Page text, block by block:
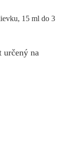
15 ml do 3
určený na